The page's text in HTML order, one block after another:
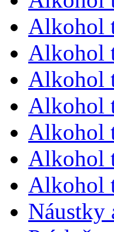
Alkohol
Alkohol
Alkohol
Alkohol
Alkohol
Alkohol
Alkohol
Náustky